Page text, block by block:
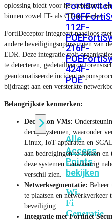
108F
112F-
POE
216F-
POE
424F-
POE
Alle
Access
Points
bekijken
Wi-
Fi
Generatie
oplossing biedt voor het detecteren
binnen zowel IT- als OT-netwerken.
FortiDeceptor integreert naadloos
andere beveiligingsoplossingen van
EDR. Deze integratie stelt
te detecteren, gedetailleerde
geautomatiseerde
bijdraagt aan een versterkte
Belangrijkste kenmerken:
Deception VMs:
decoy-systemen, waaronder
Linux, IoT-apparaten en
aan bedreigingen te lokken en
deze systemen nauwkeurig
verschil zien.
Netwerksegmentatie:
te plaatsen en netwerkverkeer
beveiliging.
Integratie met Fortinet